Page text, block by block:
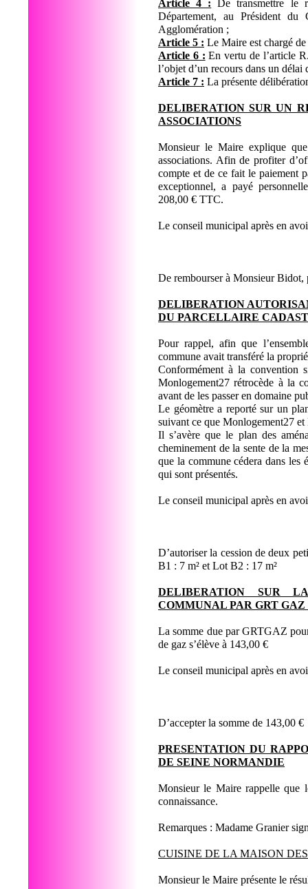
Article 4 : De transmettre le
Département, au Président du
Agglomération ;
Article 5 : Le Maire est chargé
Article 6 : En vertu de l’article
l’objet d’un recours dans un
Article 7 : La présente
DELIBERATION SUR UN
ASSOCIATIONS
Monsieur le Maire explique
associations. Afin de profiter
compte et de ce fait le paiement
exceptionnel, a payé
208,00 € TTC.
Le conseil municipal après en
De rembourser à Monsieur Bidot,
DELIBERATION
DU PARCELLAIRE
Pour rappel, afin que
commune avait transféré la
Conformément à la convention
Monlogement27 rétrocède à la
avant de les passer en domaine
Le géomètre a reporté sur un
suivant ce que Monlogement27
Il s’avère que le plan des
cheminement de la sente de la
que la commune cédera dans les
qui sont présentés.
Le conseil municipal après en
D’autoriser la cession de deux
B1 : 7 m² et Lot B2 : 17 m²
DELIBERATION SUR
COMMUNAL PAR GRT GAZ
La somme due par GRTGAZ
de gaz s’élève à 143,00 €
Le conseil municipal après en
D’accepter la somme de 143,00 €
PRESENTATION DU
DE SEINE NORMANDIE
Monsieur le Maire rappelle que
connaissance.
Remarques : Madame Granier
CUISINE DE LA MAISON
Monsieur le Maire présente le